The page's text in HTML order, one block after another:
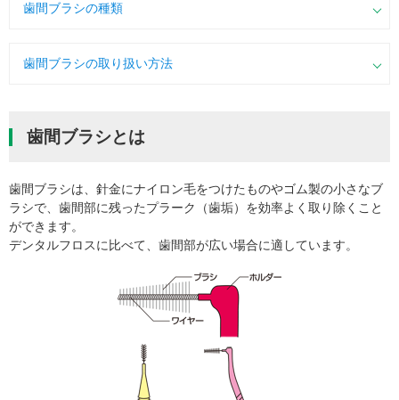
歯間ブラシの種類
歯間ブラシの取り扱い方法
歯間ブラシとは
歯間ブラシは、針金にナイロン毛をつけたものやゴム製の小さなブ
ラシで、歯間部に残ったプラーク（歯垢）を効率よく取り除くこと
ができます。
デンタルフロスに比べて、歯間部が広い場合に適しています。